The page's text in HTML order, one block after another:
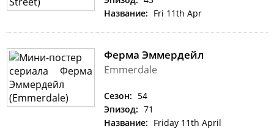
Название: Fri 11th Apr
Ферма Эммердейл
Emmerdale
Сезон: 54
Эпизод: 71
Название: Friday 11th April